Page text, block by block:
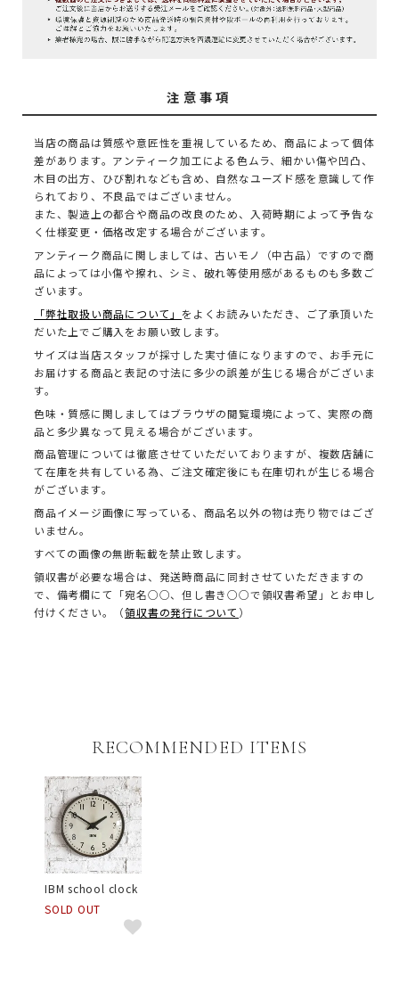
注意事項
当店の商品は質感や意匠性を重視しているため、商品によって個体
差があります。アンティーク加工による色ムラ、細かい傷や凹凸、
木目の出方、ひび割れなども含め、自然なユーズド感を意識して作
られており、不良品ではございません。
また、製造上の都合や商品の改良のため、入荷時期によって予告な
く仕様変更・価格改定する場合がございます。
アンティーク商品に関しましては、古いモノ（中古品）ですので商
品によっては小傷や擦れ、シミ、破れ等使用感があるものも多数ご
ざいます。
「弊社取扱い商品について」 をよくお読みいただき、ご了承頂いた
だいた上でご購入をお願い致します。
サイズは当店スタッフが採寸した実寸値になりますので、お手元に
お届けする商品と表記の寸法に多少の誤差が生じる場合がございま
す。
色味・質感に関しましてはブラウザの閲覧環境によって、実際の商
品と多少異なって見える場合がございます。
商品管理については徹底させていただいておりますが、複数店舗に
て在庫を共有している為、ご注文確定後にも在庫切れが生じる場合
がございます。
商品イメージ画像に写っている、商品名以外の物は売り物ではござ
いません。
すべての画像の無断転載を禁止致します。
領収書が必要な場合は、発送時商品に同封させていただきますの
で、備考欄にて「宛名○○、但し書き○○で領収書希望」とお申し
付けください。（領収書の発行について ）
RECOMMENDED ITEMS
IBM school clock
SOLD OUT